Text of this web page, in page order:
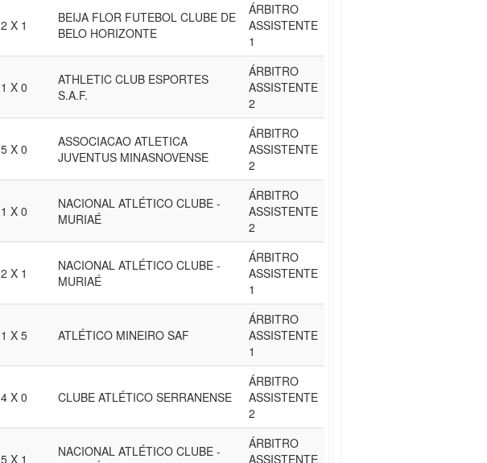
2 X 1
BEIJA FLOR FUTEBOL CLUBE DE
BELO HORIZONTE
ÁRBITRO
ASSISTENTE
1
1 X 0
ATHLETIC CLUB ESPORTES
S.A.F.
ÁRBITRO
ASSISTENTE
2
5 X 0
ASSOCIACAO ATLETICA
JUVENTUS MINASNOVENSE
ÁRBITRO
ASSISTENTE
2
1 X 0
NACIONAL ATLÉTICO CLUBE -
MURIAÉ
ÁRBITRO
ASSISTENTE
2
2 X 1
NACIONAL ATLÉTICO CLUBE -
MURIAÉ
ÁRBITRO
ASSISTENTE
1
1 X 5 ATLÉTICO MINEIRO SAF
ÁRBITRO
ASSISTENTE
1
4 X 0 CLUBE ATLÉTICO SERRANENSE
ÁRBITRO
ASSISTENTE
2
5 X 1
NACIONAL ATLÉTICO CLUBE -
ÁRBITRO
ASSISTENTE